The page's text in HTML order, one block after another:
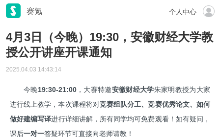
赛氪 个人中心
4月3日（今晚）19:30，安徽财经大学教
授公开讲座开课通知
2025.04.03 14:43:14
今晚19:30-21:00，大赛特邀安徽财经大学朱家明教授为大家
进行线上教学，本次课程将对竞赛组队分工、竞赛优秀论文、如何
做好建编写译进行详细讲解，所有同学均可免费观看！如有疑问，
课后一对一答疑环节可直接向老师请教！